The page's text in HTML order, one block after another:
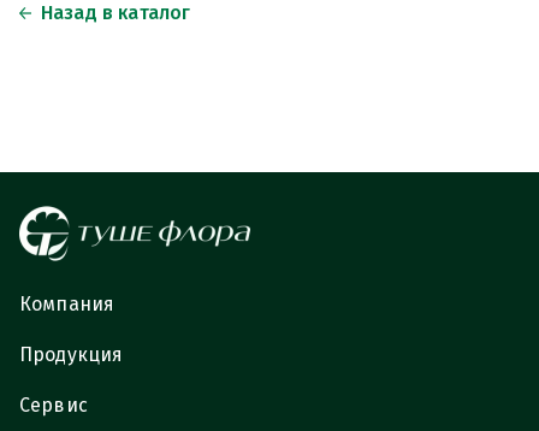
Назад в каталог
Компания
Продукция
Сервис